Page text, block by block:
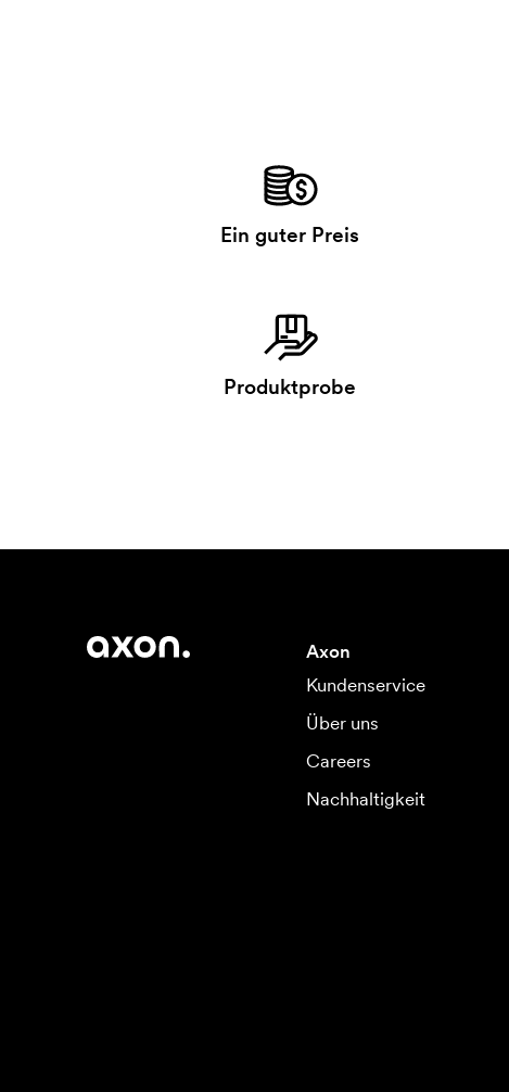
Ein guter Preis
Produktprobe
Axon
Kundenservice
Über uns
Careers
Nachhaltigkeit